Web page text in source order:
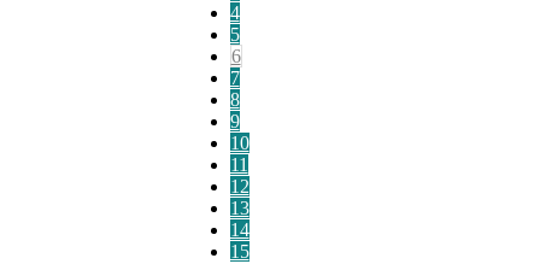
4
5
6
7
8
9
10
11
12
13
14
15